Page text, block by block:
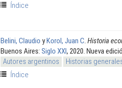
Índice
Belini, Claudio yKorol, Juan C Historia
Buenos Aires: Siglo XXI, 2020. Nueva
Autores argentinos
Historias
Índice